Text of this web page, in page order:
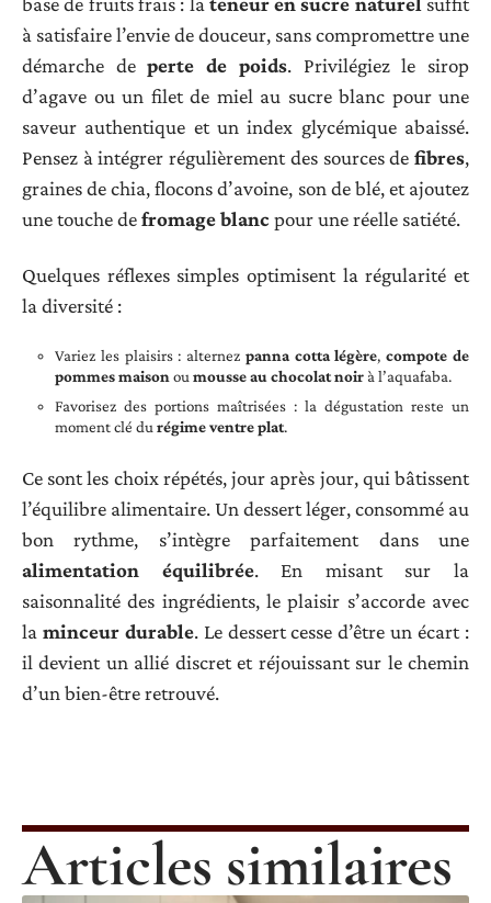
à satisfaire l’envie de douceur, sans compromettre une
démarche deperte de poids. Privilégiez le sirop
d’agave ou un filet de miel au sucre blanc pour une
saveur authentique et un index glycémique abaissé.
Pensez à intégrer régulièrement des sources de fibres,
graines de chia, flocons d’avoine, son de blé, et ajoutez
une touche defromage blanc pour une réelle satiété.
Quelques réflexes simples optimisent la régularité et
la diversité :
Variez les plaisirs : alternez panna cotta légère,compote de
pommes maisonoumousse au chocolat noir à l’aquafaba.
Favorisez des portions maîtrisées : la dégustation reste un
moment clé durégime ventre plat.
Ce sont les choix répétés, jour après jour, qui bâtissent
l’équilibre alimentaire. Un dessert léger, consommé au
bon rythme, s’intègre parfaitement dans une
alimentation équilibrée. En misant sur la
saisonnalité des ingrédients, le plaisir s’accorde avec
la minceur durable. Le dessert cesse d’être un écart :
il devient un allié discret et réjouissant sur le chemin
d’un bien-être retrouvé.
Articles similaires